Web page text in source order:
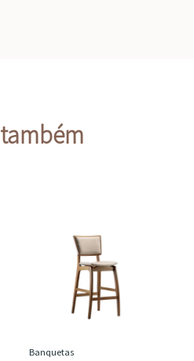
também
Banquetas